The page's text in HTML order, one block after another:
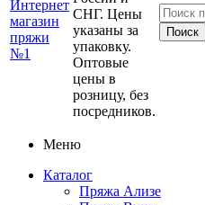
СНГ. Цены
указаны за
упаковку.
Оптовые
цены в
розницу, без
посредников.
Меню
Каталог
Пряжа Ализе